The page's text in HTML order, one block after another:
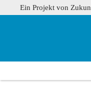
Ein Projekt von